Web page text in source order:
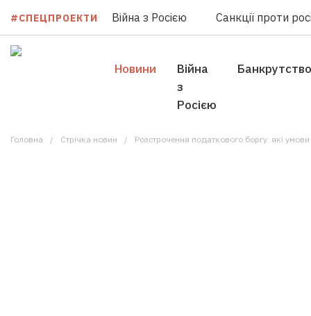
#СПЕЦПРОЕКТИ Війна з Росією Санкції проти
Новини
Війна
з
Росією
Банкрутство
Головна Стрічка новин Розстрочення податкового боргу: які